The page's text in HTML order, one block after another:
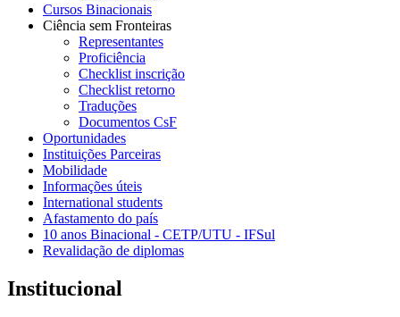
Cursos Binacionais
Ciência sem Fronteiras
Representantes
Proficiência
Checklist inscrição
Checklist retorno
Traduções
Documentos CsF
Oportunidades
Instituições Parceiras
Mobilidade
Informações úteis
International students
Afastamento do país
10 anos Binacional - CETP/UTU - IFSul
Revalidação de diplomas
Institucional